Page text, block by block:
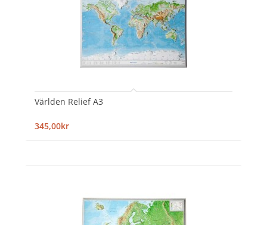
Världen Relief A3
345,00kr